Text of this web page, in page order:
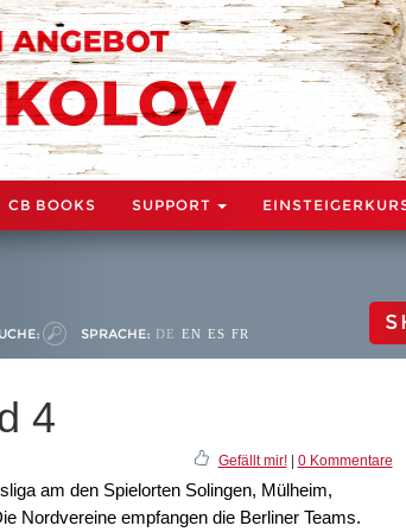
CB BOOKS SUPPORT
SPRACHE: DE EN ES FR
4
Gefällt mir!| 0 Kommentare
am den Spielorten Solingen, Mülheim,
Nordvereine empfangen die Berliner Teams.